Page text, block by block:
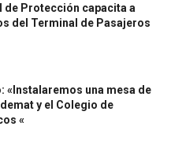
de Protección capacita a
del Terminal de Pasajeros
«Instalaremos una mesa de
y el Colegio de
«